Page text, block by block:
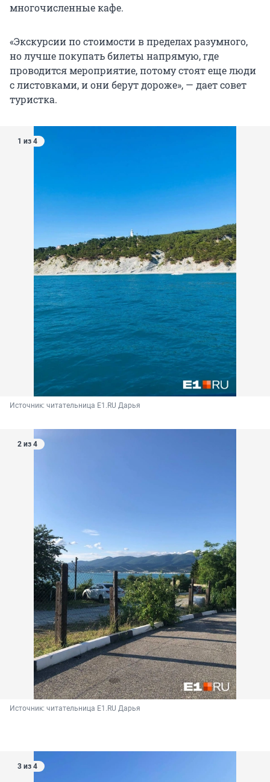
многочисленные кафе.
«Экскурсии по стоимости в пределах разумного,
но лучше покупать билеты напрямую, где
проводится мероприятие, потому стоят еще люди
с листовками, и они берут дороже», — дает совет
туристка.
1 из 4
Источник: читательница E1.RU Дарья
2 из 4
Источник: читательница E1.RU Дарья
3 из 4